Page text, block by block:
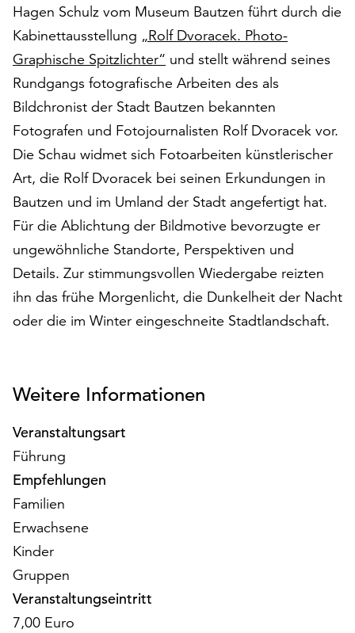
auf
„Alle
akzeptieren“,
um
alle
Cookies
zu
akzeptieren.
Sie
können
Ihr
Einverständnis
jederzeit
ändern
und
widerrufen.
Dafür
steht
der
die
Schaltfläche
„Cookie-
Einstellungen“
zur
Verfügung.
Funktionale
werden
auch
ohne
Hagen Schulz vom Museum Bautzen führt durch die
Kabinettausstellung „Rolf Dvoracek. Photo-
Graphische Spitzlichter“ und stellt während seines
Rundgangs fotografische Arbeiten des als
Bildchronist der Stadt Bautzen bekannten
Fotografen und Fotojournalisten Rolf Dvoracek vor.
Die Schau widmet sich Fotoarbeiten künstlerischer
Art, die Rolf Dvoracek bei seinen Erkundungen in
Bautzen und im Umland der Stadt angefertigt hat.
Für die Ablichtung der Bildmotive bevorzugte er
ungewöhnliche Standorte, Perspektiven und
Details. Zur stimmungsvollen Wiedergabe reizten
ihn das frühe Morgenlicht, die Dunkelheit der Nacht
oder die im Winter eingeschneite Stadtlandschaft.
Weitere Informationen
Veranstaltungsart
Führung
Empfehlungen
Familien
Erwachsene
Kinder
Gruppen
Veranstaltungseintritt
7,00 Euro